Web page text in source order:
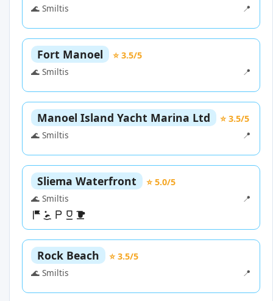
🌊 Smiltis
📍
Fort Manoel
⭐ 3.5/5
🌊 Smiltis
📍
Manoel Island Yacht Marina Ltd
⭐ 3.5/5
🌊 Smiltis
📍
Sliema Waterfront
⭐ 5.0/5
🌊 Smiltis
📍
Rock Beach
⭐ 3.5/5
🌊 Smiltis
📍